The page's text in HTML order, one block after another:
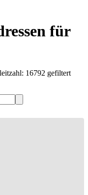
für
16792 gefiltert